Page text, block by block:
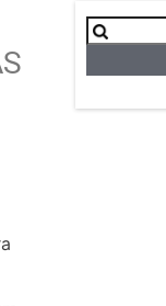
Pesquisar
por: